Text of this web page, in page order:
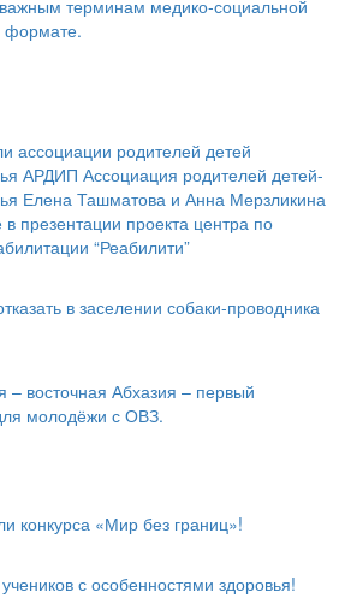
терминам медико-социальной
формате.
ассоциации родителей детей
АРДИП Ассоциация родителей детей-
Елена Ташматова и Анна Мерзликина
презентации проекта центра по
“Реабилити”
в заселении собаки-проводника
– восточная Абхазия – первый
молодёжи с ОВЗ.
конкурса «Мир без границ»!
с особенностями здоровья!